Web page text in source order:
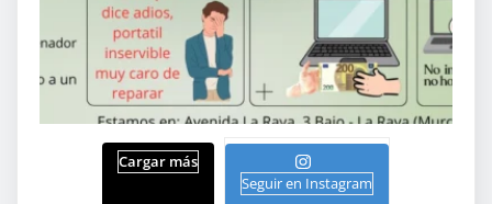
Cargar más
Seguir en Instagram